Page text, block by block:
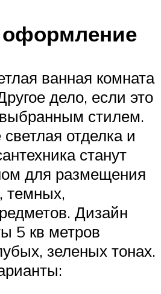
ванная комната
дело, если это
стилем.
отделка и
станут
для размещения
темных,
Дизайн
5 кв метров
зеленых тонах.